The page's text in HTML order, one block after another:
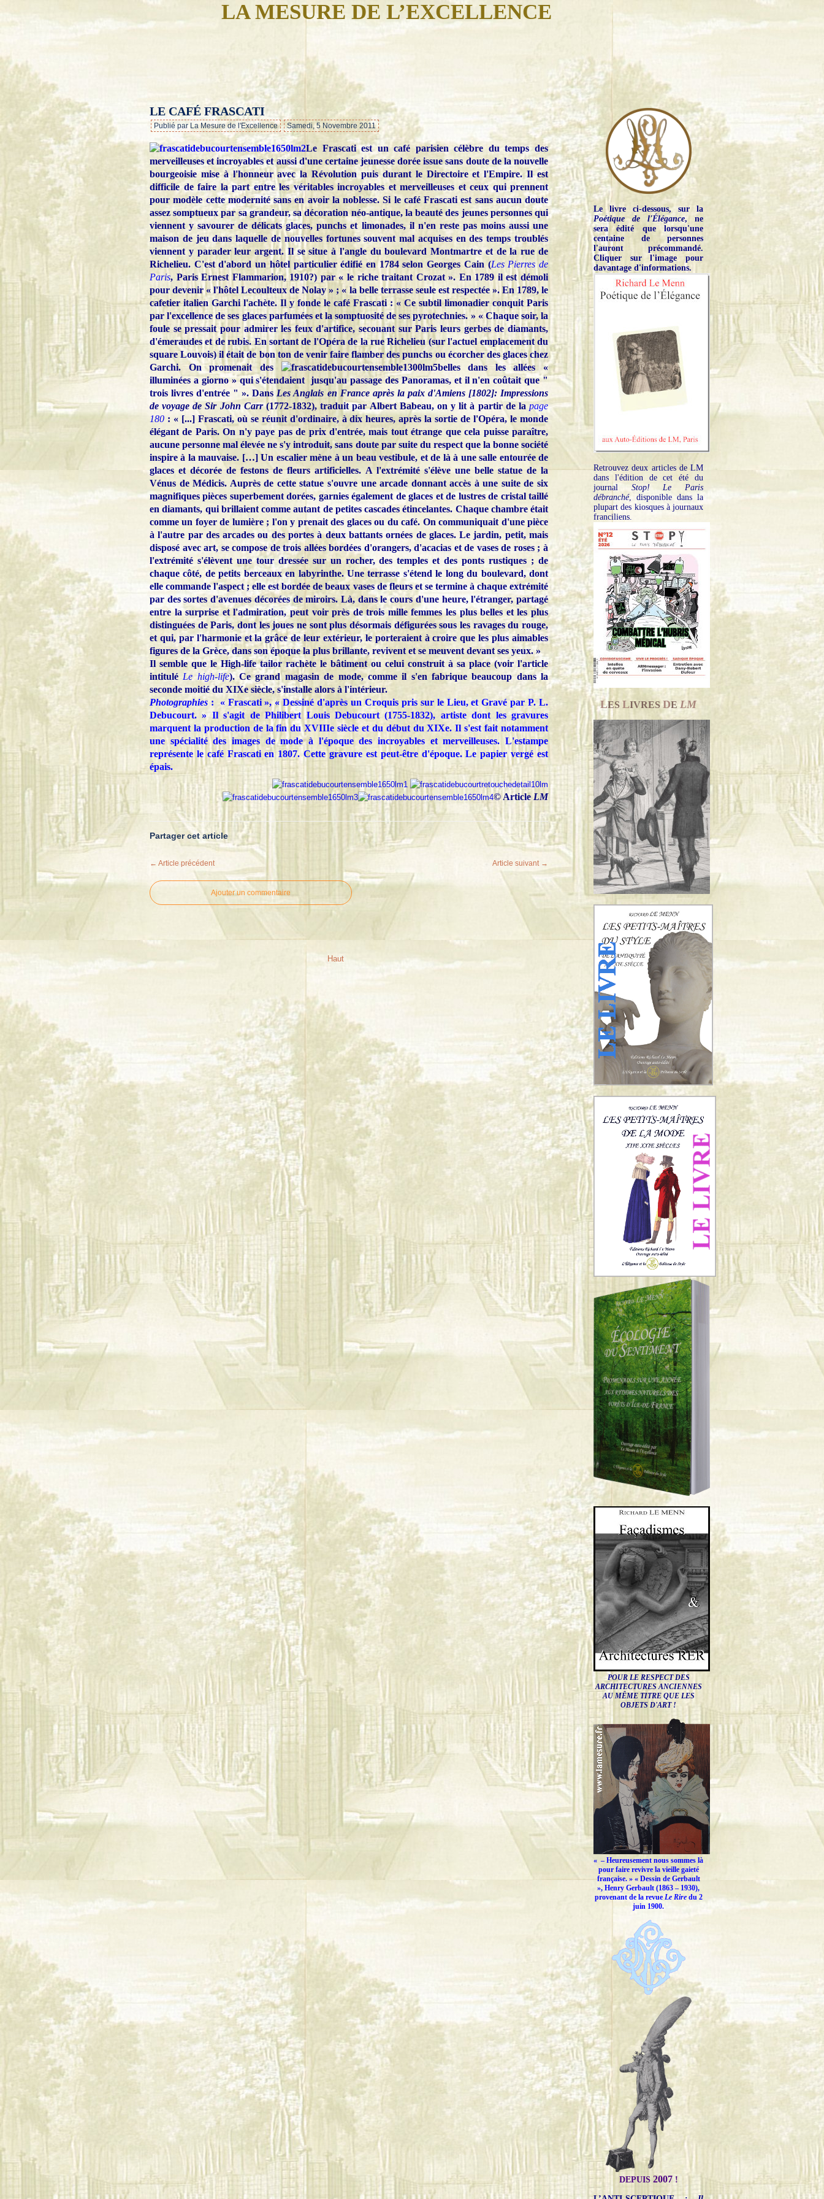
LA MESURE DE L’EXCELLENCE
…
LE CAFÉ FRASCATI
Publié par La Mesure de l'Excellence Samedi, 5 Novembre 2011
Le Frascati est un café parisien célèbre du temps des
merveilleuses et incroyables et aussi d'une certaine jeunesse dorée issue sans doute de la nouvelle
bourgeoisie mise à l'honneur avec la Révolution puis durant le Directoire et l'Empire. Il est
difficile de faire la part entre les véritables incroyables et merveilleuses et ceux qui prennent
pour modèle cette modernité sans en avoir la noblesse. Si le café Frascati est sans aucun doute
assez somptueux par sa grandeur, sa décoration néo-antique, la beauté des jeunes personnes qui
viennent y savourer de délicats glaces, punchs et limonades, il n'en reste pas moins aussi une
maison de jeu dans laquelle de nouvelles fortunes souvent mal acquises en des temps troublés
viennent y parader leur argent. Il se situe à l'angle du boulevard Montmartre et de la rue de
Richelieu. C'est d'abord un hôtel particulier édifié en 1784 selon Georges Cain (Les Pierres de
Paris, Paris Ernest Flammarion, 1910?) par « le riche traitant Crozat ». En 1789 il est démoli
pour devenir « l'hôtel Lecoulteux de Nolay » ; « la belle terrasse seule est respectée ». En 1789, le
cafetier italien Garchi l'achète. Il y fonde le café Frascati : « Ce subtil limonadier conquit Paris
par l'excellence de ses glaces parfumées et la somptuosité de ses pyrotechnies. » « Chaque soir, la
foule se pressait pour admirer les feux d'artifice, secouant sur Paris leurs gerbes de diamants,
d'émeraudes et de rubis. En sortant de l'Opéra de la rue Richelieu (sur l'actuel emplacement du
square Louvois) il était de bon ton de venir faire flamber des punchs ou écorcher des glaces chez
Garchi. On promenait des
belles dans les allées «
illuminées a giorno » qui s'étendaient jusqu'au passage des Panoramas, et il n'en coûtait que "
trois livres d'entrée " ». Dans Les Anglais en France après la paix d'Amiens [1802]: Impressions
de voyage de Sir John Carr(1772-1832), traduit par Albert Babeau, on y lit à partir de la page
180 : « [...] Frascati, où se réunit d'ordinaire, à dix heures, après la sortie de l'Opéra, le monde
élégant de Paris. On n'y paye pas de prix d'entrée, mais tout étrange que cela puisse paraître,
aucune personne mal élevée ne s'y introduit, sans doute par suite du respect que la bonne société
inspire à la mauvaise. […] Un escalier mène à un beau vestibule, et de là à une salle entourée de
glaces et décorée de festons de fleurs artificielles. A l'extrémité s'élève une belle statue de la
Vénus de Médicis. Auprès de cette statue s'ouvre une arcade donnant accès à une suite de six
magnifiques pièces superbement dorées, garnies également de glaces et de lustres de cristal taillé
en diamants, qui brillaient comme autant de petites cascades étincelantes. Chaque chambre était
comme un foyer de lumière ; l'on y prenait des glaces ou du café. On communiquait d'une pièce
à l'autre par des arcades ou des portes à deux battants ornées de glaces. Le jardin, petit, mais
disposé avec art, se compose de trois allées bordées d'orangers, d'acacias et de vases de roses ; à
l'extrémité s'élèvent une tour dressée sur un rocher, des temples et des ponts rustiques ; de
chaque côté, de petits berceaux en labyrinthe. Une terrasse s'étend le long du boulevard, dont
elle commande l'aspect ; elle est bordée de beaux vases de fleurs et se termine à chaque extrémité
par des sortes d'avenues décorées de miroirs. Là, dans le cours d'une heure, l'étranger, partagé
entre la surprise et l'admiration, peut voir près de trois mille femmes les plus belles et les plus
distinguées de Paris, dont les joues ne sont plus désormais défigurées sous les ravages du rouge,
et qui, par l'harmonie et la grâce de leur extérieur, le porteraient à croire que les plus aimables
figures de la Grèce, dans son époque la plus brillante, revivent et se meuvent devant ses yeux. »
Il semble que le High-life tailor rachète le bâtiment ou celui construit à sa place (voir l'article
intitulé Le high-life). Ce grand magasin de mode, comme il s'en fabrique beaucoup dans la
seconde moitié du XIXe siècle, s'installe alors à l'intérieur.
Photographies : « Frascati », « Dessiné d'après un Croquis pris sur le Lieu, et Gravé par P. L.
Debucourt. » Il s'agit de Philibert Louis Debucourt (1755-1832), artiste dont les gravures
marquent la production de la fin du XVIIIe siècle et du début du XIXe. Il s'est fait notamment
une spécialité des images de mode à l'époque des incroyables et merveilleuses. L'estampe
représente le café Frascati en 1807. Cette gravure est peut-être d'époque. Le papier vergé est
épais.
© Article LM
Partager cet article
← Article précédent Article suivant →
Ajouter un commentaire
Haut
Le livre ci-dessous, sur la
Poétique de l'Élégance, ne
sera édité que lorsqu'une
centaine de personnes
l'auront précommandé.
Cliquer sur l'image pour
davantage d'informations.
Retrouvez deux articles de LM
dans l'édition de cet été du
journal Stop! Le Paris
débranché, disponible dans la
plupart des kiosques à journaux
franciliens.
LES LIVRESDE LM
POUR LE RESPECT DES
ARCHITECTURES ANCIENNES
AU MÊME TITRE QUE LES
OBJETS D'ART !
« – Heureusement nous sommes là
pour faire revivre la vieille gaieté
française.» « Dessin de Gerbault
», Henry Gerbault (1863 – 1930),
provenant de la revue Le Riredu 2
juin 1900.
DEPUIS 2007!